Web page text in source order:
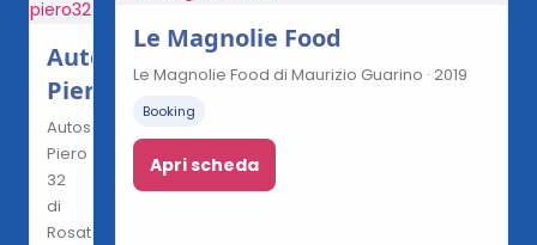
Autoservizi
Piero32
Autoservizi
Piero
32
di
Rosato
Le Magnolie Food
Le Magnolie Food di Maurizio Guarino · 2019
Booking
Apri scheda